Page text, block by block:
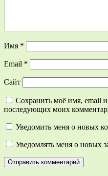
Имя *
Email *
Сайт
Сохранить моё имя, email и
последующих моих
Уведомить меня о новых
Уведомлять меня о новых